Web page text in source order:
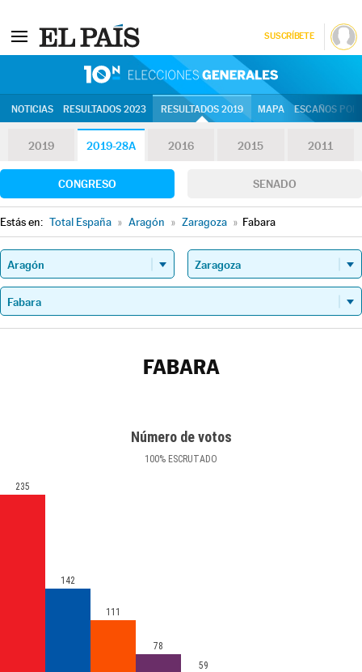
SUSCRÍBETE
NOTICIAS RESULTADOS 2023 RESULTADOS 2019 MAPA ESCAÑOS
2019 2019-28A 2016 2015 2011
CONGRESO SENADO
Estás en: Total España » Aragón » Zaragoza » Fabara
FABARA
Número de votos
100% ESCRUTADO
235
142
111
78
59